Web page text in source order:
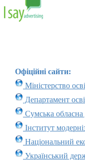
Офіційні сайти:
Міністерство
Департамент
Сумська обласна
Інститут
Національний
Український